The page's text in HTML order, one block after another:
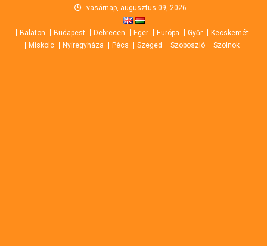
content
vasárnap, augusztus 09, 2026
Balaton Budapest Debrecen Eger Európa Győr
Kecskemét
Miskolc
Nyíregyháza Pécs Szeged Szoboszló Szolnok